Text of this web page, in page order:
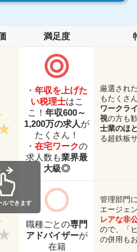
満足度
・ 年収を上げた
い税理士はこ
こ！ 年収600～
1,200万の求人が
たくさん！
・ 在宅ワークの
求人数も業界最
大級◎
厳選され
もたくさ
ワークラ
視の方も
士業のほ
る超鉄板
職種ごとの専門
アドバイザーが
在籍
管理部門
エージェ
レアな非
ので、「
の併用も